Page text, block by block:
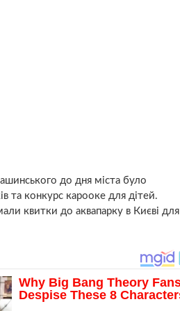
до дня міста було
та конкурс карооке для дітей.
квитки до аквапарку в Києві для